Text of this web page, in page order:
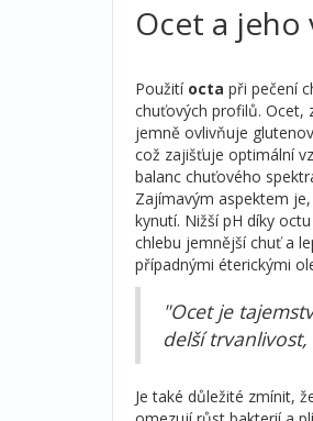
Ocet a jeho
Použití octa při pečení
chuťových profilů. Ocet,
jemně ovlivňuje
což zajišťuje optimální
balanc chuťového
Zajímavým aspektem
kynutí. Nižší pH díky
chlebu jemnější chuť a
případnými éterickými
"Ocet je
delší
Je také důležité zmínit,